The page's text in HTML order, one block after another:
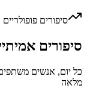
סיפורים פופולריים
סיפורים
כל יום, אנשים
מלאה